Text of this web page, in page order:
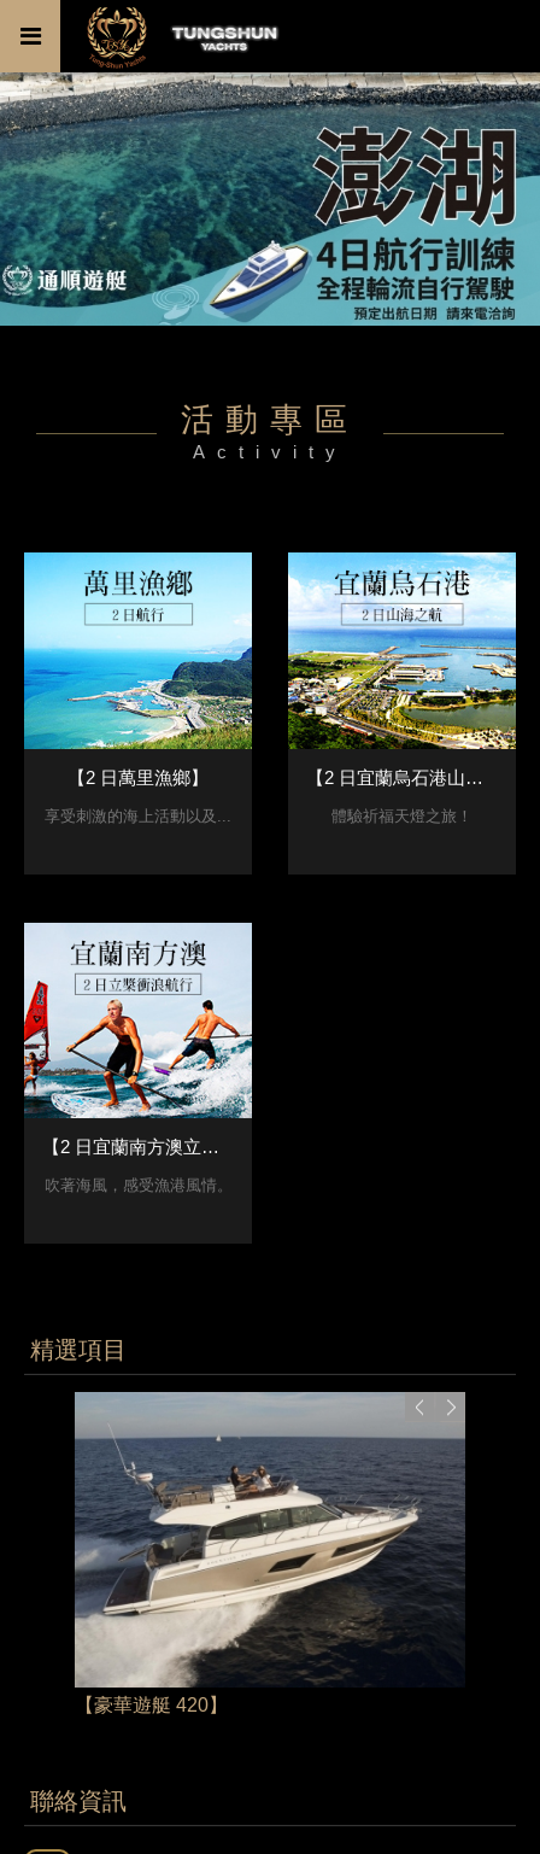
活動專區
Activity
【2 日萬里漁鄉】
享受刺激的海上活動以及...
【2 日宜蘭烏石港山海之航】
體驗祈福天燈之旅！
【2 日宜蘭南方澳立槳衝浪行】
吹著海風，感受漁港風情。
精選項目
【豪華遊艇 420】
聯絡資訊